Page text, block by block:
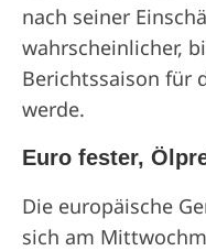
nach seiner
wahrscheinlicher,
Berichtssaison für
werde.
Euro fester,
Die europäische
sich am